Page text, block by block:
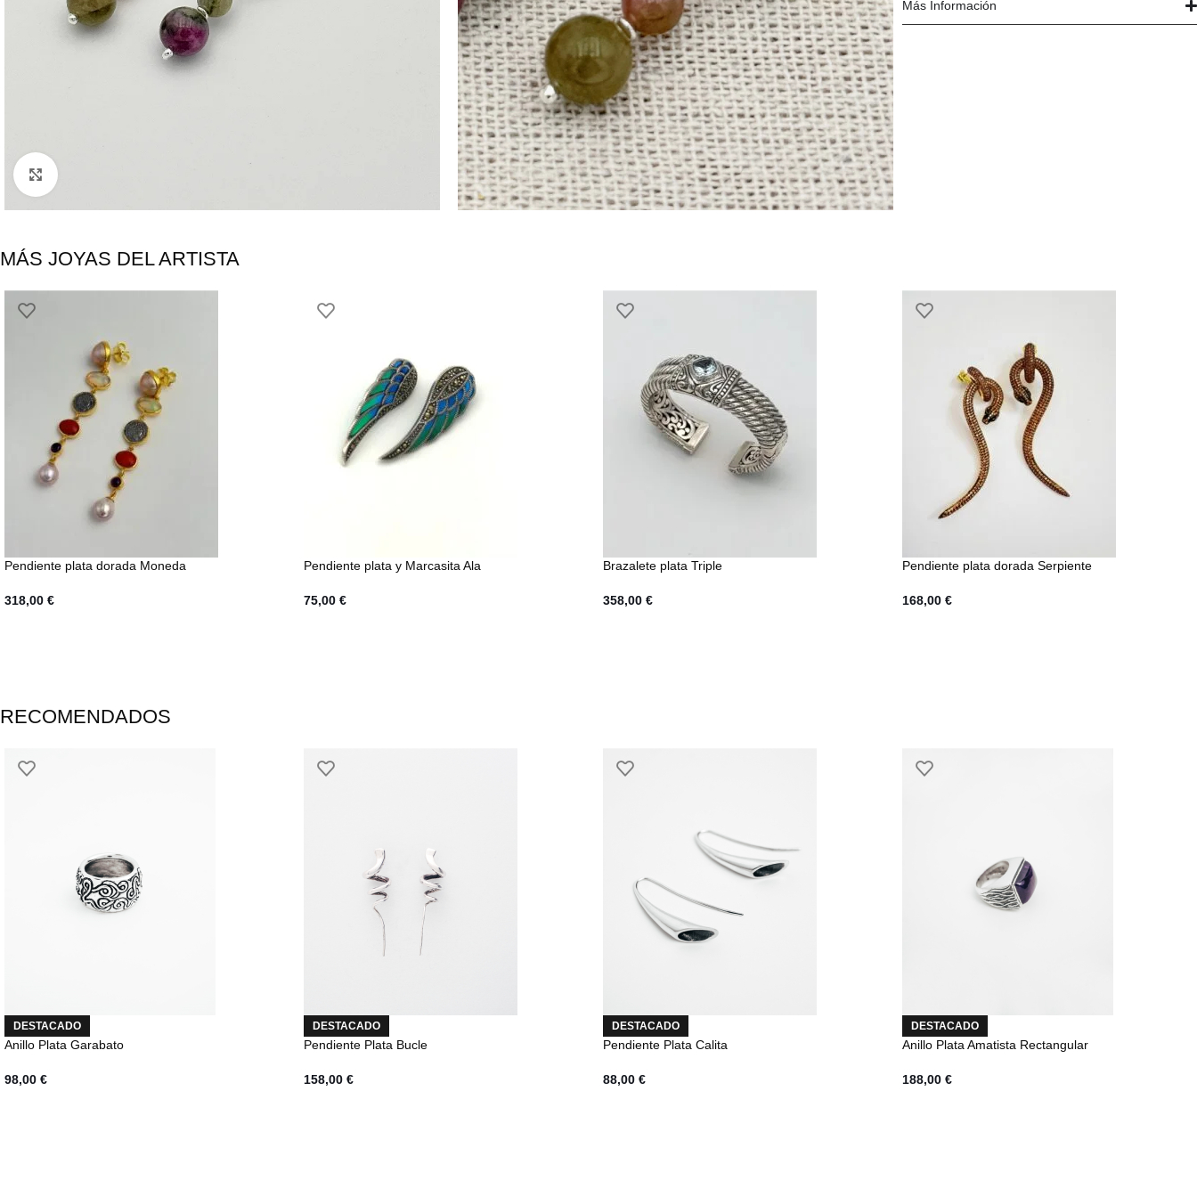
Más Información
MÁS JOYAS DEL ARTISTA
Pendiente plata dorada Moneda
318,00 €
Pendiente plata y Marcasita Ala
75,00 €
Brazalete plata Triple
358,00 €
Pendiente plata dorada Serpiente
168,00 €
RECOMENDADOS
DESTACADO
Anillo Plata Garabato
98,00 €
DESTACADO
Pendiente Plata Bucle
158,00 €
DESTACADO
Pendiente Plata Calita
88,00 €
DESTACADO
Anillo Plata Amatista Rectangular
188,00 €